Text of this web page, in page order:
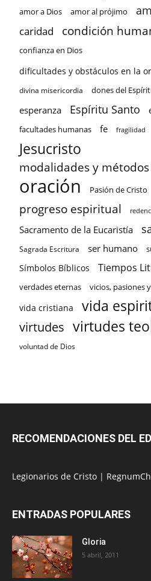
amor a Dios amor al prójimo
caridad condición
confianza en Dios
dificultades y obstáculos en la
divina misericordia dones del
esperanza Espíritu Santo
facultades humanas fe fragilidad
Jesucristo
modalidades y
oración Pasión de Cristo
progreso espiritual
Sacramento de la Eucaristía
Sagrada Escritura ser humano
Símbolos Bíblicos Tiempos
verdades eternas vicios, pasiones
vida cristiana vida
virtudes virtudes
voluntad de Dios
RECOMENDACIONES DEL
Legionarios de Cristo |
ENTRADAS POPULARES
Gloria
5 abril, 2011